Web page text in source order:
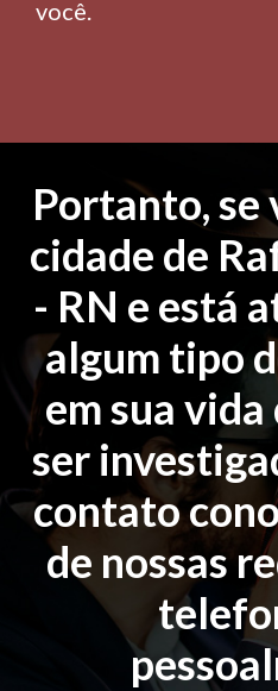
você.
Portanto, se
cidade de
- RN e está
algum tipo
em sua
ser
contato
de nossas